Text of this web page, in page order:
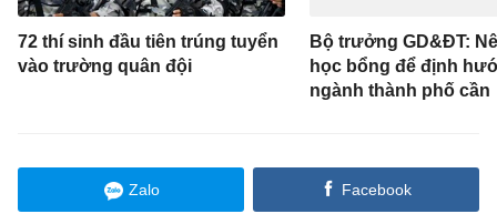
72 thí sinh đầu tiên trúng tuyển
vào trường quân đội
Bộ trưởng GD&ĐT:
học bổng để định
ngành thành phố cần
Zalo Facebook